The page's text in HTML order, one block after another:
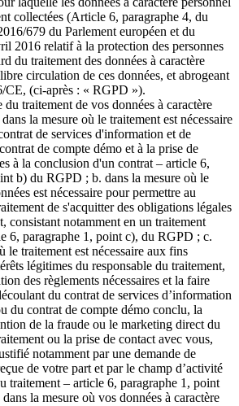
collectées (Article 6, paragraphe 4, du
679 du Parlement européen et du
2016 relatif à la protection des personnes
du traitement des données à caractère
circulation de ces données, et abrogeant
CE, (ci-après : « RGPD »).
traitement de vos données à caractère
la mesure où le traitement est nécessaire
de services d'information et de
de compte démo et à la prise de
à la conclusion d'un contrat – article 6,
b) du RGPD ; b. dans la mesure où le
est nécessaire pour permettre au
de s'acquitter des obligations légales
consistant notamment en un traitement
6, paragraphe 1, point c), du RGPD ; c.
le traitement est nécessaire aux fins
légitimes du responsable du traitement,
des règlements nécessaires et la faire
du contrat de services d’information
du contrat de compte démo conclu, la
de la fraude ou le marketing direct du
ou la prise de contact avec vous,
notamment par une demande de
de votre part et par le champ d’activité
traitement – article 6, paragraphe 1, point
la mesure où vos données à caractère